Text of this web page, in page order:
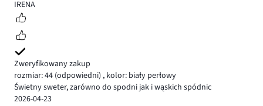
5
IRENA
Zweryfikowany zakup
rozmiar: 44 (odpowiedni) , kolor: biały perłowy
Świetny sweter, zarówno do spodni jak i wąskich spódnic
2026-04-23